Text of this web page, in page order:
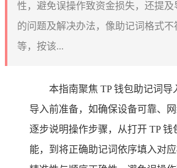
性，避免误操作致资金损失，还提及
的问题及解决办法，像助记词格式
等，按该...
本指南聚焦 TP 钱包助记词导
导入前准备，如确保设备可靠、
逐步说明操作步骤，从打开 TP 钱
能，到将正确助记词依序填入对